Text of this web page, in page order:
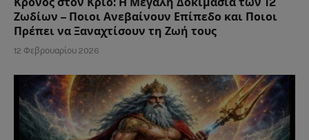
Ζωδίων – Ποιοι Ανεβαίνουν Επίπεδο και Ποιοι
Πρέπει να Ξαναχτίσουν τη Ζωή τους
12 Φεβρουαρίου 2026